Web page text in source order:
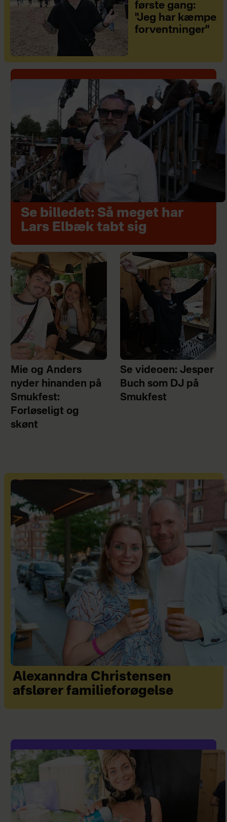
første gang:
"Jeg har kæmpe
forventninger"
Se billedet: Så meget har
Lars Elbæk tabt sig
Mie og Anders
nyder hinanden på
Smukfest:
Forløseligt og
skønt
Se videoen: Jesper
Buch som DJ på
Smukfest
Alexanndra Christensen
afslører familieforøgelse